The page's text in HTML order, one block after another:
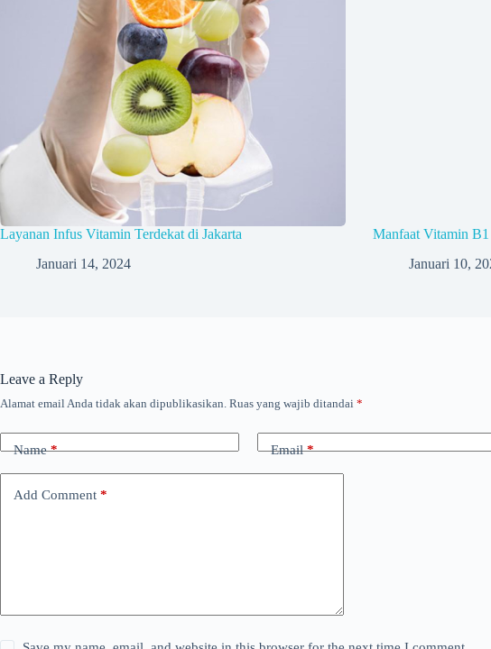
Layanan Infus Vitamin Terdekat di Jakarta
Januari 14, 2024
Manfaat Vitamin
Januari 10,
Leave a Reply
Alamat email Anda tidak akan dipublikasikan. Ruas yang wajib ditandai *
Name* Email*
Add Comment *